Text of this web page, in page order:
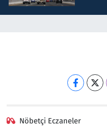
Nöbetçi Eczaneler